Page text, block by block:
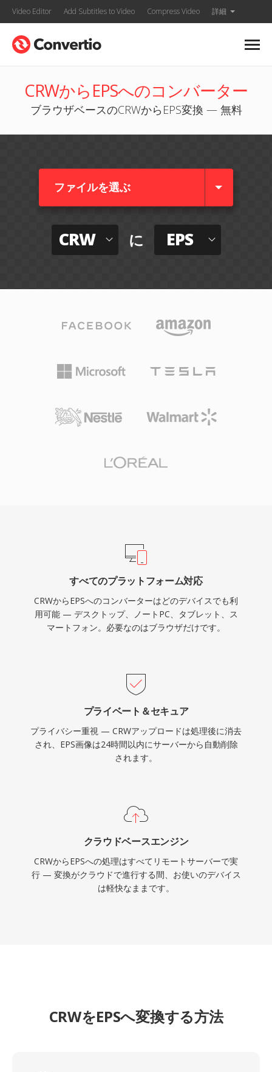
Video Editor Add Subtitles to Video Compress Video 詳細
CRWからEPSへのコンバーター
ブラウザベースのCRWからEPS変換 — 無料
ファイルを選ぶ
CRW に EPS
すべてのプラットフォーム対応
CRWからEPSへのコンバーターはどのデバイスでも利
用可能 — デスクトップ、ノートPC、タブレット、ス
マートフォン。必要なのはブラウザだけです。
プライベート＆セキュア
プライバシー重視 — CRWアップロードは処理後に消去
され、EPS画像は24時間以内にサーバーから自動削除
されます。
クラウドベースエンジン
CRWからEPSへの処理はすべてリモートサーバーで実
行 — 変換がクラウドで進行する間、お使いのデバイス
は軽快なままです。
CRWをEPSへ変換する方法